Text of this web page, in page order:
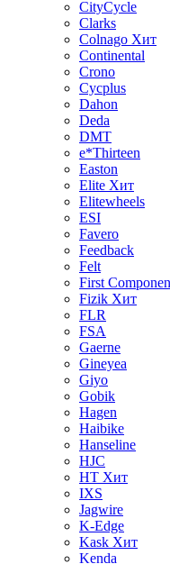
CityCycle
Clarks
Colnago Хит
Continental
Crono
Cycplus
Dahon
Deda
DMT
e*Thirteen
Easton
Elite Хит
Elitewheels
ESI
Favero
Feedback
Felt
First
Fizik Хит
FLR
FSA
Gaerne
Gineyea
Giyo
Gobik
Hagen
Haibike
Hanseline
HJC
HT Хит
IXS
Jagwire
K-Edge
Kask Хит
Kenda